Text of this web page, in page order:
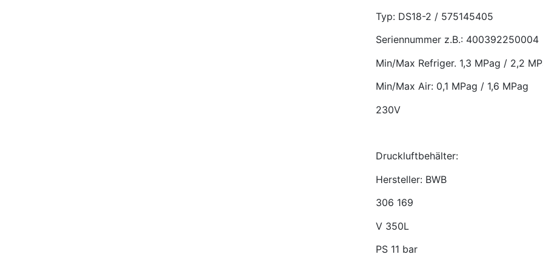
Typ: DS18-2 / 575145405
Seriennummer z.B.: 400392250004
Min/Max Refriger. 1,3 MPag / 2,2
Min/Max Air: 0,1 MPag / 1,6 MPag
230V
Druckluftbehälter:
Hersteller: BWB
306 169
V 350L
PS 11 bar